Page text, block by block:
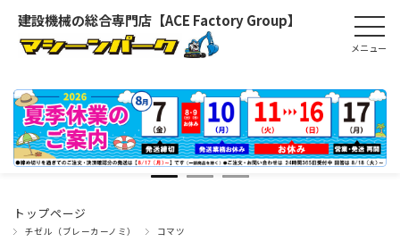
建設機械の総合専門店【ACE Factory Group】
トップページ
チゼル（ブレーカーノミ） コマツ